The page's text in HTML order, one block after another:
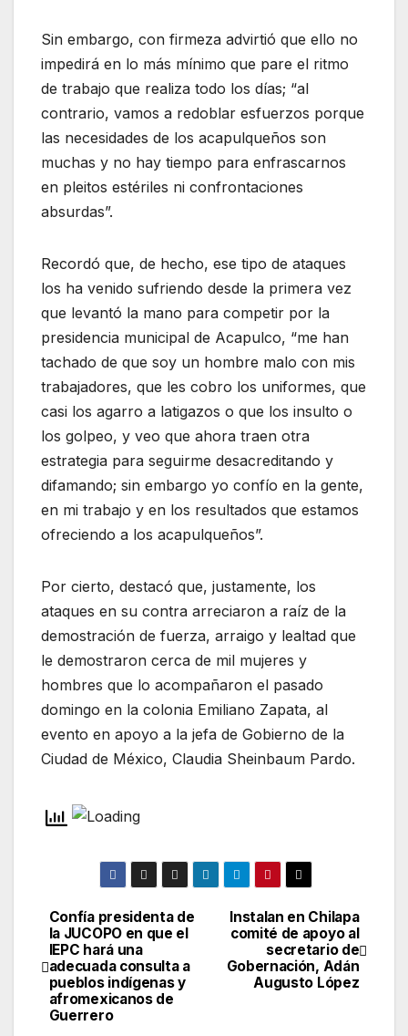
Sin embargo, con firmeza advirtió que ello no
impedirá en lo más mínimo que pare el ritmo
de trabajo que realiza todo los días; “al
contrario, vamos a redoblar esfuerzos porque
las necesidades de los acapulqueños son
muchas y no hay tiempo para enfrascarnos
en pleitos estériles ni confrontaciones
absurdas”.
Recordó que, de hecho, ese tipo de ataques
los ha venido sufriendo desde la primera vez
que levantó la mano para competir por la
presidencia municipal de Acapulco, “me han
tachado de que soy un hombre malo con mis
trabajadores, que les cobro los uniformes, que
casi los agarro a latigazos o que los insulto o
los golpeo, y veo que ahora traen otra
estrategia para seguirme desacreditando y
difamando; sin embargo yo confío en la gente,
en mi trabajo y en los resultados que estamos
ofreciendo a los acapulqueños”.
Por cierto, destacó que, justamente, los
ataques en su contra arreciaron a raíz de la
demostración de fuerza, arraigo y lealtad que
le demostraron cerca de mil mujeres y
hombres que lo acompañaron el pasado
domingo en la colonia Emiliano Zapata, al
evento en apoyo a la jefa de Gobierno de la
Ciudad de México, Claudia Sheinbaum Pardo.
Navegación
de
entradas
Instalan en Chilapa
comité de apoyo al
secretario de
Gobernación, Adán
Augusto López
Confía presidenta de
la JUCOPO en que el
IEPC hará una
adecuada consulta a
pueblos indígenas y
afromexicanos de
Guerrero